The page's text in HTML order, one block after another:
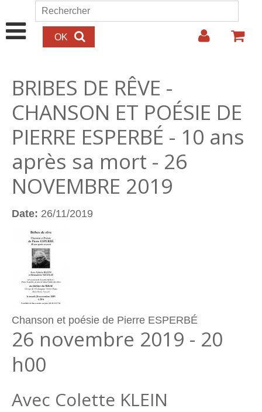
Aller au contenu principal
Formulaire de recherche
Rechercher
BRIBES DE RÊVE -
CHANSON ET POÉSIE DE
PIERRE ESPERBÉ - 10 ans
après sa mort - 26
NOVEMBRE 2019
Date: 26/11/2019
Chanson et poésie de Pierre ESPERBÉ
26 novembre 2019 - 20
h00
Avec Colette KLEIN